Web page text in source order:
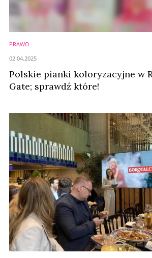
PRAWO
Polskie pianki koloryzacyjne w
Gate; sprawdź które!
02.04.2025